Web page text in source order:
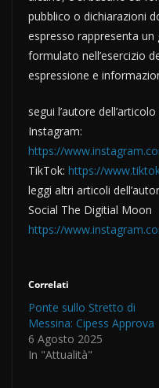
pubblico o dichiarazioni
espresso rappresenta un
formulato nell’esercizio
espressione e
segui l’autore
Instagram:
https://
TikTok: https://
leggi altri articoli
Social The Digitial Moon
https://
Correlati
Ponte sullo Stretto di
Messina: Cipess Approva
6 Agosto 2025
In "Attualità"